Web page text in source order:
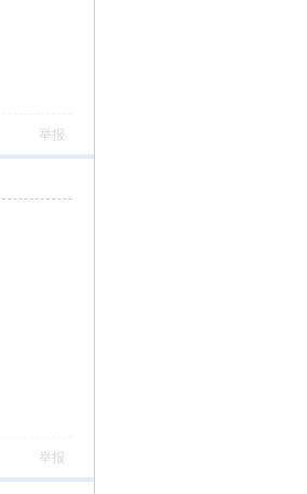
举报
举报